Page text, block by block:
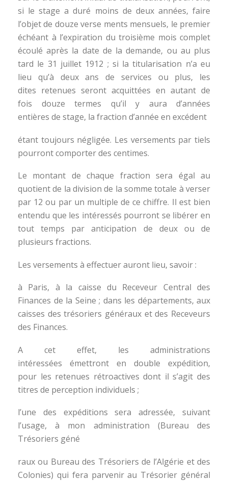
si le stage a duré moins de deux années, faire
l’objet de douze verse ments mensuels, le premier
échéant à l’expiration du troisième mois complet
écoulé après la date de la demande, ou au plus
tard le 31 juillet 1912 ; si la titularisation n’a eu
lieu qu’à deux ans de services ou plus, les
dites retenues seront acquittées en autant de
fois douze termes qu’il y aura d’années
entières de stage, la fraction d’année en excédent
étant toujours négligée. Les versements par tiels
pourront comporter des centimes.
Le montant de chaque fraction sera égal au
quotient de la division de la somme totale à verser
par 12 ou par un multiple de ce chiffre. Il est bien
entendu que les intéressés pourront se libérer en
tout temps par anticipation de deux ou de
plusieurs fractions.
Les versements à effectuer auront lieu, savoir :
à Paris, à la caisse du Receveur Central des
Finances de la Seine ; dans les départements, aux
caisses des trésoriers généraux et des Receveurs
des Finances.
A cet effet, les administrations
intéressées émettront en double expédition,
pour les retenues rétroactives dont il s’agit des
titres de perception individuels ;
l’une des expéditions sera adressée, suivant
l’usage, à mon administration (Bureau des
Trésoriers géné
raux ou Bureau des Trésoriers de l’Algérie et des
Colonies) qui fera parvenir au Trésorier général